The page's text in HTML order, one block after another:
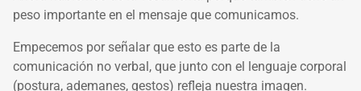
peso importante en el mensaje que comunicamos.
Empecemos por señalar que esto es parte de la
comunicación no verbal, que junto con el lenguaje corporal
(postura, ademanes, gestos) refleja nuestra imagen.